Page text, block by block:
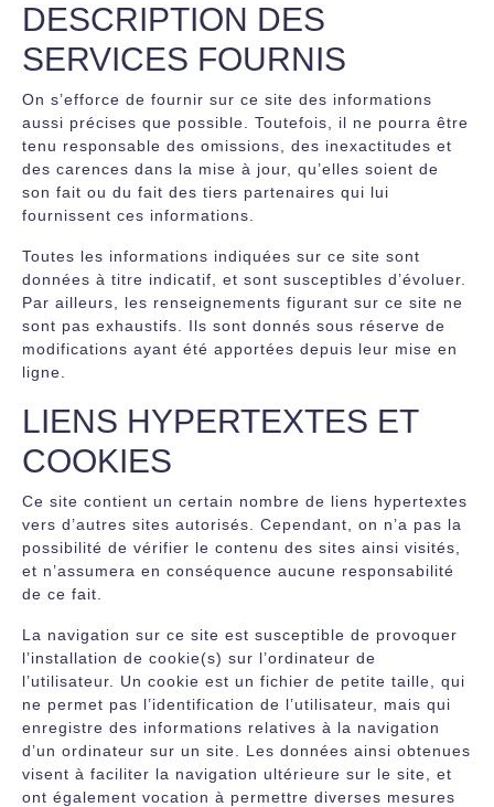
DESCRIPTION DES
SERVICES FOURNIS
On s’efforce de fournir sur ce site des informations
aussi précises que possible. Toutefois, il ne pourra être
tenu responsable des omissions, des inexactitudes et
des carences dans la mise à jour, qu’elles soient de
son fait ou du fait des tiers partenaires qui lui
fournissent ces informations.
Toutes les informations indiquées sur ce site sont
données à titre indicatif, et sont susceptibles d’évoluer.
Par ailleurs, les renseignements figurant sur ce site ne
sont pas exhaustifs. Ils sont donnés sous réserve de
modifications ayant été apportées depuis leur mise en
ligne.
LIENS HYPERTEXTES ET
COOKIES
Ce site contient un certain nombre de liens hypertextes
vers d’autres sites autorisés. Cependant, on n’a pas la
possibilité de vérifier le contenu des sites ainsi visités,
et n’assumera en conséquence aucune responsabilité
de ce fait.
La navigation sur ce site est susceptible de provoquer
l’installation de cookie(s) sur l’ordinateur de
l’utilisateur. Un cookie est un fichier de petite taille, qui
ne permet pas l’identification de l’utilisateur, mais qui
enregistre des informations relatives à la navigation
d’un ordinateur sur un site. Les données ainsi obtenues
visent à faciliter la navigation ultérieure sur le site, et
ont également vocation à permettre diverses mesures